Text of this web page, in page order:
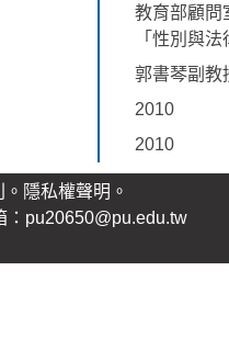
教育部顧問
「性別與
郭書琴副教
2010
2010
隱私權聲明 。
pu20650@pu.edu.tw